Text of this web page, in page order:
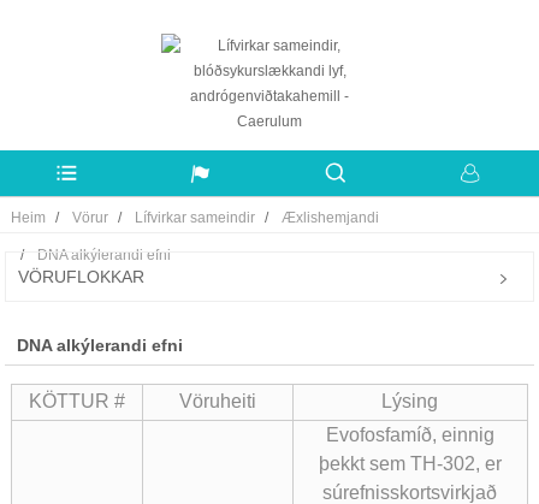
Heim Vörur Lífvirkar sameindir Æxlishemjandi
DNA alkýlerandi efni
VÖRUFLOKKAR
DNA alkýlerandi efni
KÖTTUR # Vöruheiti Lýsing
Evofosfamíð, einnig
þekkt sem TH-302, er
súrefnisskortsvirkjað